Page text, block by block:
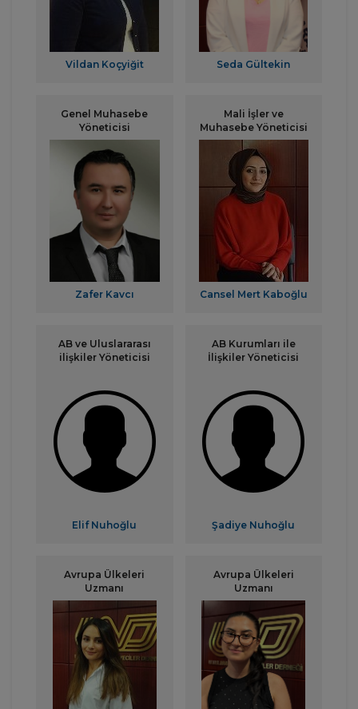
Vildan Koçyiğit Seda Gültekin
Genel Muhasebe
Yöneticisi
Zafer Kavcı
Mali İşler ve
Muhasebe Yöneticisi
Cansel Mert Kaboğlu
AB ve Uluslararası
ilişkiler Yöneticisi
Elif Nuhoğlu
AB Kurumları ile
İlişkiler Yöneticisi
Şadiye Nuhoğlu
Avrupa Ülkeleri
Uzmanı
Avrupa Ülkeleri
Uzmanı